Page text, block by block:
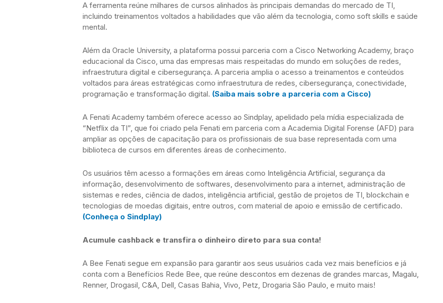
A ferramenta reúne milhares de cursos alinhados às principais demandas do mercado de TI,
incluindo treinamentos voltados a habilidades que vão além da tecnologia, como soft skills e saúde
mental.
Além da Oracle University, a plataforma possui parceria com a Cisco Networking Academy, braço
educacional da Cisco, uma das empresas mais respeitadas do mundo em soluções de redes,
infraestrutura digital e cibersegurança. A parceria amplia o acesso a treinamentos e conteúdos
voltados para áreas estratégicas como infraestrutura de redes, cibersegurança, conectividade,
programação e transformação digital. (Saiba mais sobre a parceria com a Cisco)
A Fenati Academy também oferece acesso ao Sindplay, apelidado pela mídia especializada de
“Netflix da TI”, que foi criado pela Fenati em parceria com a Academia Digital Forense (AFD) para
ampliar as opções de capacitação para os profissionais de sua base representada com uma
biblioteca de cursos em diferentes áreas de conhecimento.
Os usuários têm acesso a formações em áreas como Inteligência Artificial, segurança da
informação, desenvolvimento de softwares, desenvolvimento para a internet, administração de
sistemas e redes, ciência de dados, inteligência artificial, gestão de projetos de TI, blockchain e
tecnologias de moedas digitais, entre outros, com material de apoio e emissão de certificado.
(Conheça o Sindplay)
Acumule cashback e transfira o dinheiro direto para sua conta!
A Bee Fenati segue em expansão para garantir aos seus usuários cada vez mais benefícios e já
conta com a Benefícios Rede Bee, que reúne descontos em dezenas de grandes marcas, Magalu,
Renner, Drogasil, C&A, Dell, Casas Bahia, Vivo, Petz, Drogaria São Paulo, e muito mais!